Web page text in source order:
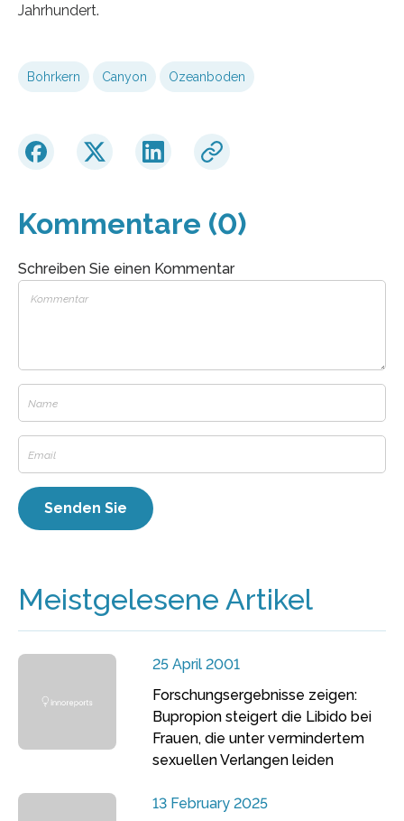
Jahrhundert.
Bohrkern Canyon Ozeanboden
Kommentare (0)
Schreiben Sie einen Kommentar
Meistgelesene Artikel
25 April 2001
Forschungsergebnisse zeigen:
Bupropion steigert die Libido bei
Frauen, die unter vermindertem
sexuellen Verlangen leiden
13 February 2025